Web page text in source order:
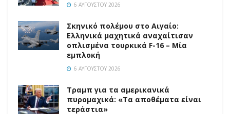
6 ΑΥΓΟΎΣΤΟΥ 2026
Σκηνικό πολέμου στο Αιγαίο:
Ελληνικά μαχητικά αναχαίτισαν
οπλισμένα τουρκικά F-16 – Μία
εμπλοκή
6 ΑΥΓΟΎΣΤΟΥ 2026
Τραμπ για τα αμερικανικά
πυρομαχικά: «Τα αποθέματα είναι
τεράστια»